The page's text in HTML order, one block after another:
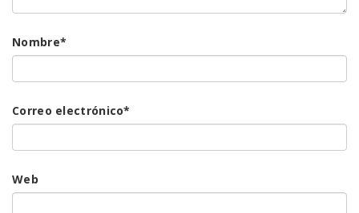
Nombre*
Correo electrónico*
Web